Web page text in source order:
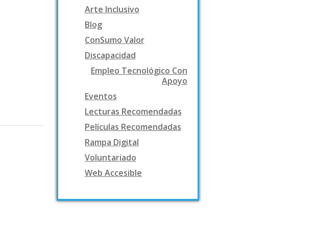
Arte Inclusivo
Blog
ConSumo Valor
Discapacidad
Empleo Tecnológico Con
Apoyo
Eventos
Lecturas Recomendadas
Películas Recomendadas
Rampa Digital
Voluntariado
Web Accesible